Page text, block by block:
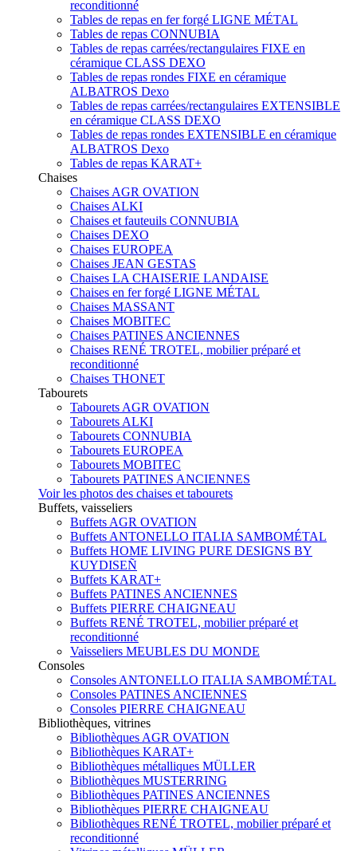
reconditionné
Tables de repas en fer forgé LIGNE MÉTAL
Tables de repas CONNUBIA
Tables de repas carrées/rectangulaires FIXE en
céramique CLASS DEXO
Tables de repas rondes FIXE en céramique
ALBATROS Dexo
Tables de repas carrées/rectangulaires EXTENSIBLE
en céramique CLASS DEXO
Tables de repas rondes EXTENSIBLE en céramique
ALBATROS Dexo
Tables de repas KARAT+
Chaises
Chaises AGR OVATION
Chaises ALKI
Chaises et fauteuils CONNUBIA
Chaises DEXO
Chaises EUROPEA
Chaises JEAN GESTAS
Chaises LA CHAISERIE LANDAISE
Chaises en fer forgé LIGNE MÉTAL
Chaises MASSANT
Chaises MOBITEC
Chaises PATINES ANCIENNES
Chaises RENÉ TROTEL, mobilier préparé et
reconditionné
Chaises THONET
Tabourets
Tabourets AGR OVATION
Tabourets ALKI
Tabourets CONNUBIA
Tabourets EUROPEA
Tabourets MOBITEC
Tabourets PATINES ANCIENNES
Voir les photos des chaises et tabourets
Buffets, vaisseliers
Buffets AGR OVATION
Buffets ANTONELLO ITALIA SAMBOMÉTAL
Buffets HOME LIVING PURE DESIGNS BY
KUYDISEÑ
Buffets KARAT+
Buffets PATINES ANCIENNES
Buffets PIERRE CHAIGNEAU
Buffets RENÉ TROTEL, mobilier préparé et
reconditionné
Vaisseliers MEUBLES DU MONDE
Consoles
Consoles ANTONELLO ITALIA SAMBOMÉTAL
Consoles PATINES ANCIENNES
Consoles PIERRE CHAIGNEAU
Bibliothèques, vitrines
Bibliothèques AGR OVATION
Bibliothèques KARAT+
Bibliothèques métalliques MÜLLER
Bibliothèques MUSTERRING
Bibliothèques PATINES ANCIENNES
Bibliothèques PIERRE CHAIGNEAU
Bibliothèques RENÉ TROTEL, mobilier préparé et
reconditionné